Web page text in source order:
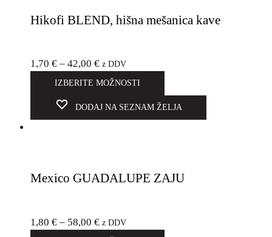
Hikofi BLEND, hišna mešanica kave
1,70 € – 42,00 € z DDV
IZBERITE MOŽNOSTI
DODAJ NA SEZNAM ŽELJA
Mexico GUADALUPE ZAJU
1,80 € – 58,00 € z DDV